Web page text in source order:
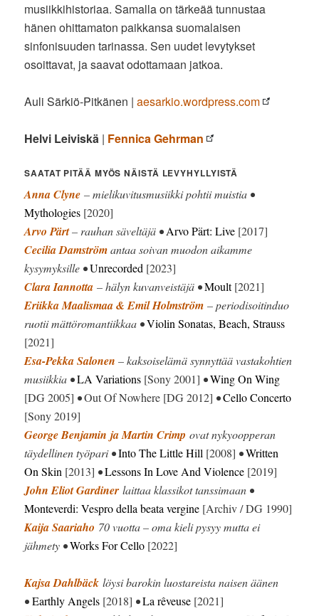
musiikkihistoriaa. Samalla on tärkeää tunnustaa
hänen ohittamaton paikkansa suomalaisen
sinfonisuuden tarinassa. Sen uudet levytykset
osoittavat, ja saavat odottamaan jatkoa.
Auli Särkiö-Pitkänen |aesarkio.wordpress.com
Helvi Leiviskä | Fennica Gehrman
SAATAT PITÄÄ MYÖS NÄISTÄ LEVYHYLLYISTÄ
Anna Clyne – mielikuvitusmusiikki pohtii muistia •
Mythologies [2020]
Arvo Pärt– rauhan säveltäjä •Arvo Pärt: Live [2017]
Cecilia Damströmantaa soivan muodon aikamme
kysymyksille •Unrecorded [2023]
Clara Iannotta – hälyn kuvanveistäjä •Moult[2021]
Eriikka Maalismaa & Emil Holmström – periodisoitinduo
ruotii mättöromantiikkaa •Violin Sonatas, Beach, Strauss
[2021]
Esa-Pekka Salonen – kaksoiselämä synnyttää vastakohtien
musiikkia •LA Variations [Sony 2001] •Wing On Wing
[DG 2005] •Out Of Nowhere [DG 2012] •Cello Concerto
[Sony 2019]
George Benjamin ja Martin Crimp ovat nykyoopperan
täydellinen työpari •Into The Little Hill [2008] •Written
On Skin [2013] •Lessons In Love And Violence [2019]
John Eliot Gardiner laittaa klassikot tanssimaan •
Monteverdi: Vespro della beata vergine [Archiv / DG 1990]
Kaija Saariaho 70 vuotta – oma kieli pysyy mutta ei
jähmety •Works For Cello [2022]
Kajsa Dahlbäck löysi barokin luostareista naisen äänen
•Earthly Angels [2018] •La rêveuse [2021]